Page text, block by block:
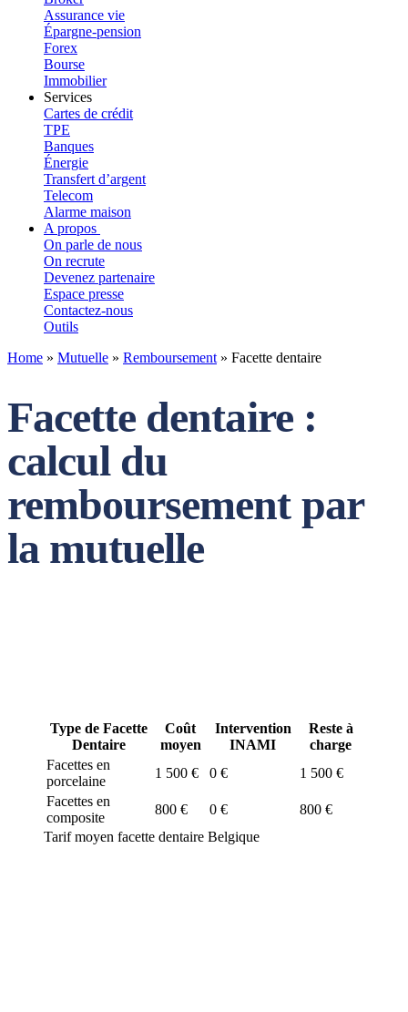
Assurance vie
Épargne-pension
Forex
Bourse
Immobilier
Services
Cartes de crédit
TPE
Banques
Énergie
Transfert d’argent
Telecom
Alarme maison
A propos
On parle de nous
On recrute
Devenez partenaire
Espace presse
Contactez-nous
Outils
Home » Mutuelle » Remboursement » Facette dentaire
Facette dentaire :
calcul du
remboursement par
la mutuelle
Type de Facette
Dentaire
Coût
moyen
Intervention
INAMI
Reste à
charge
Facettes en
porcelaine
1 500 € 0 €
1 500 €
Facettes en
composite
800 € 0 €
800 €
Tarif moyen facette dentaire Belgique